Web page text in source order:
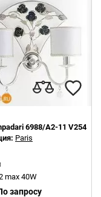
6988/A2-11 V2544
Paris
max 40W
запросу